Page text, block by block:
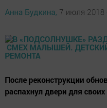
Анна Будкина, 7 июля 2018
После реконструкции
распахнул двери для